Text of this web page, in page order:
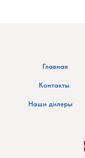
Главная
Контакты
Наши дилеры